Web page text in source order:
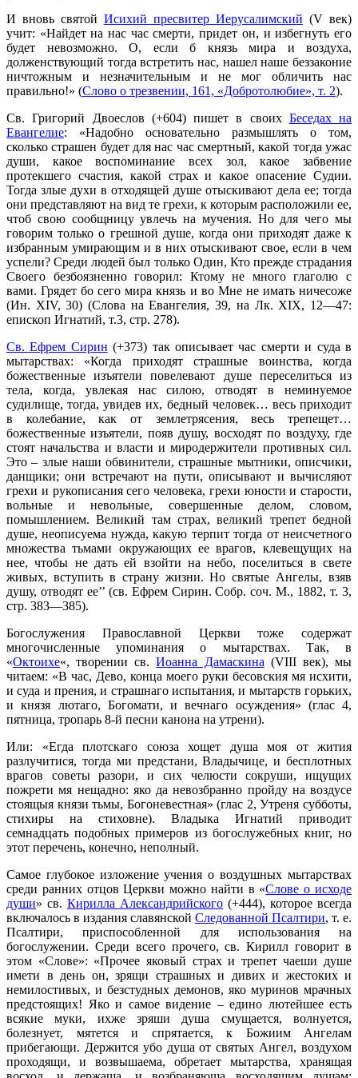
И вновь святой Исихий пресвитер Иерусалимский (V век)
учит: «Найдет на нас час смерти, придет он, и избегнуть его
будет невозможно. О, если б князь мира и воздуха,
долженствующий тогда встретить нас, нашел наше беззаконие
ничтожным и незначительным и не мог обличить нас
правильно!» (Слово о трезвении, 161, «Добротолюбие», т. 2).
Св. Григорий Двоеслов (+604) пишет в своих Беседах на
Евангелие: «Надобно основательно размышлять о том,
сколько страшен будет для нас час смертный, какой тогда ужас
души, какое воспоминание всех зол, какое забвение
протекшего счастия, какой страх и какое опасение Судии.
Тогда злые духи в отходящей душе отыскивают дела ее; тогда
они представляют на вид те грехи, к которым расположили ее,
чтоб свою сообщницу увлечь на мучения. Но для чего мы
говорим только о грешной душе, когда они приходят даже к
избранным умирающим и в них отыскивают свое, если в чем
успели? Среди людей был только Один, Кто прежде страдания
Своего безбоязненно говорил: Ктому не много глаголю с
вами. Грядет бо сего мира князь и во Мне не имать ничесоже
(Ин. XIV, 30) (Слова на Евангелия, 39, на Лк. XIX, 12—47:
епископ Игнатий, т.3, стр. 278).
Св. Ефрем Сирин (+373) так описывает час смерти и суда в
мытарствах: «Когда приходят страшные воинства, когда
божественные изъятели повелевают душе переселиться из
тела, когда, увлекая нас силою, отводят в неминуемое
судилище, тогда, увидев их, бедный человек… весь приходит
в колебание, как от землетрясения, весь трепещет…
божественные изъятели, появ душу, восходят по воздуху, где
стоят начальства и власти и миродержители противных сил.
Это – злые наши обвинители, страшные мытники, описчики,
данщики; они встречают на пути, описывают и вычисляют
грехи и рукописания сего человека, грехи юности и старости,
вольные и невольные, совершенные делом, словом,
помышлением. Великий там страх, великий трепет бедной
душе, неописуема нужда, какую терпит тогда от неисчетного
множества тьмами окружающих ее врагов, клевещущих на
нее, чтобы не дать ей взойти на небо, поселиться в свете
живых, вступить в страну жизни. Но святые Ангелы, взяв
душу, отводят ее’’ (св. Ефрем Сирин. Собр. соч. М., 1882, т. 3,
стр. 383—385).
Богослужения Православной Церкви тоже содержат
многочисленные упоминания о мытарствах. Так, в
«Октоихе«, творении св.Иоанна Дамаскина(VIII век), мы
читаем: «В час, Дево, конца моего руки бесовския мя исхити,
и суда и прения, и страшнаго испытания, и мытарств горьких,
и князя лютаго, Богомати, и вечнаго осуждения» (глас 4,
пятница, тропарь 8-й песни канона на утрени).
Или: «Егда плотскаго союза хощет душа моя от жития
разлучитися, тогда ми предстани, Владычице, и бесплотных
врагов советы разори, и сих челюсти сокруши, ищущих
пожрети мя нещадно: яко да невозбранно пройду на воздусе
стоящыя князи тьмы, Богоневестная» (глас 2, Утреня субботы,
стихиры на стиховне). Владыка Игнатий приводит
семнадцать подобных примеров из богослужебных книг, но
этот перечень, конечно, неполный.
Самое глубокое изложение учения о воздушных мытарствах
среди ранних отцов Церкви можно найти в «Слове о исходе
души» св. Кирилла Александрийского (+444), которое всегда
включалось в издания славянской Следованной Псалтири, т. е.
Псалтири, приспособленной для использования на
богослужении. Среди всего прочего, св. Кирилл говорит в
этом «Слове»: «Прочее яковый страх и трепет чаеши душе
имети в день он, зрящи страшных и дивих и жестоких и
немилостивых, и безстудных демонов, яко муринов мрачных
предстоящих! Яко и самое видение – едино лютейшее есть
всякие муки, ихже зряши душа смущается, волнуется,
болезнует, мятется и спрятается, к Божиим Ангелам
прибегающи. Держится убо душа от святых Ангел, воздухом
проходящи, и возвышаема, обретает мытарства, хранящая